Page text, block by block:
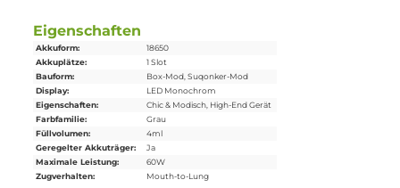
1 x DotMod dotAIO Tankmodul
1 x DotMod dotAIO V3
1 x DotMod dotCoilVerdampferkopf0.3 Ohm
1 x DotMod dotCoilVerdampferkopf0.7 Ohm
1 x 510er Schlüssel
1 x O-Ring
1 x USB Typ-C Kabel